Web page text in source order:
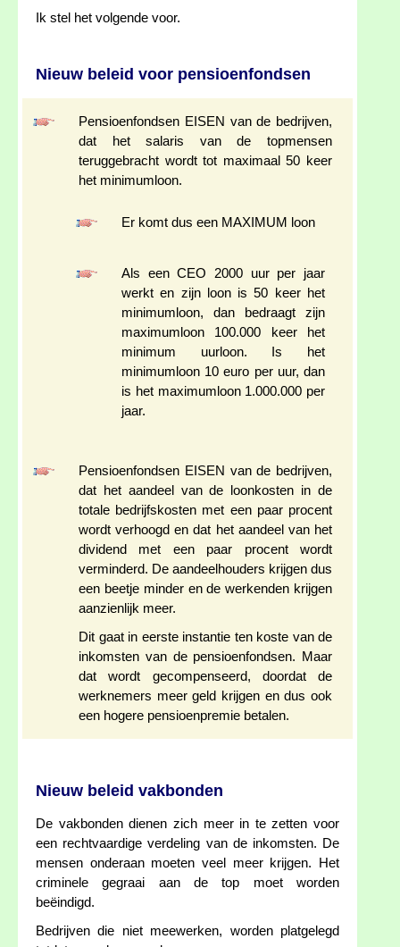
Ik stel het volgende voor.
Nieuw beleid voor pensioenfondsen
Pensioenfondsen EISEN van de bedrijven,
dat het salaris van de topmensen
teruggebracht wordt tot maximaal 50 keer
het minimumloon.
Er komt dus een MAXIMUM loon
Als een CEO 2000 uur per jaar
werkt en zijn loon is 50 keer het
minimumloon, dan bedraagt zijn
maximumloon 100.000 keer het
minimum uurloon. Is het
minimumloon 10 euro per uur, dan
is het maximumloon 1.000.000 per
jaar.
Pensioenfondsen EISEN van de bedrijven,
dat het aandeel van de loonkosten in de
totale bedrijfskosten met een paar procent
wordt verhoogd en dat het aandeel van het
dividend met een paar procent wordt
verminderd. De aandeelhouders krijgen dus
een beetje minder en de werkenden krijgen
aanzienlijk meer.
Dit gaat in eerste instantie ten koste van de
inkomsten van de pensioenfondsen. Maar
dat wordt gecompenseerd, doordat de
werknemers meer geld krijgen en dus ook
een hogere pensioenpremie betalen.
Nieuw beleid vakbonden
De vakbonden dienen zich meer in te zetten voor
een rechtvaardige verdeling van de inkomsten. De
mensen onderaan moeten veel meer krijgen. Het
criminele gegraai aan de top moet worden
beëindigd.
Bedrijven die niet meewerken, worden platgelegd